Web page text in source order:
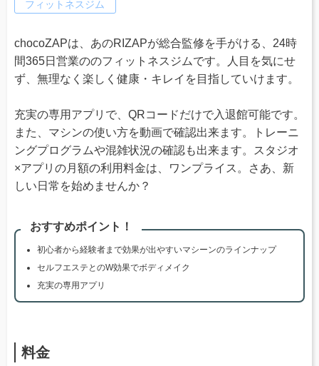
フィットネスジム
chocoZAPは、あのRIZAPが総合監修を手がける、24時
間365日営業ののフィットネスジムです。人目を気にせ
ず、無理なく楽しく健康・キレイを目指していけます。
充実の専用アプリで、QRコードだけで入退館可能です。
また、マシンの使い方を動画で確認出来ます。トレーニ
ングプログラムや混雑状況の確認も出来ます。スタジオ
×アプリの月額の利用料金は、ワンプライス。さあ、新
しい日常を始めませんか？
おすすめポイント！
初心者から経験者まで効果が出やすいマシーンのラインナップ
セルフエステとのW効果でボディメイク
充実の専用アプリ
料金